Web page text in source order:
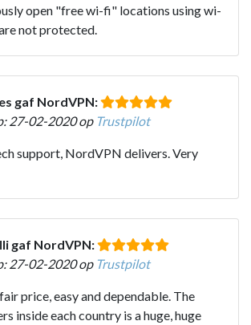
open "free wi-fi" locations using wi-
not protected.
gaf NordVPN:
27-02-2020 op Trustpilot
support, NordVPN delivers. Very
gaf NordVPN:
27-02-2020 op Trustpilot
price, easy and dependable. The
inside each country is a huge, huge